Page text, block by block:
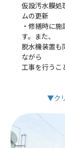
仮設汚水膜処
ムの更新
・修繕時に
す。また、
脱水機装置も
ながら
工事を行うこ
▼ク